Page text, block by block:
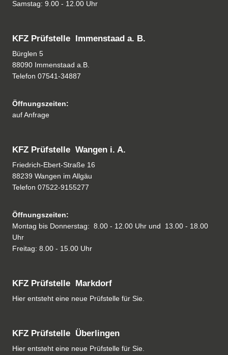
Samstag: 9.00 - 12.00 Uhr
KFZ Prüfstelle Immenstaad a. B.
Bürglen 5
88090 Immenstaad a.B.
Telefon 07541-34887
Öffnungszeiten:
auf Anfrage
KFZ Prüfstelle Wangen i. A.
Friedrich-Ebert-Straße 16
88239 Wangen im Allgäu
Telefon 07522-9155277
Öffnungszeiten:
Montag bis Donnerstag: 8.00 - 12.00 Uhr und 13.00 - 18.00
Uhr
Freitag: 8.00 - 15.00 Uhr
KFZ Prüfstelle Markdorf
Hier entsteht eine neue Prüfstelle für Sie.
KFZ Prüfstelle Überlingen
Hier entsteht eine neue Prüfstelle für Sie.